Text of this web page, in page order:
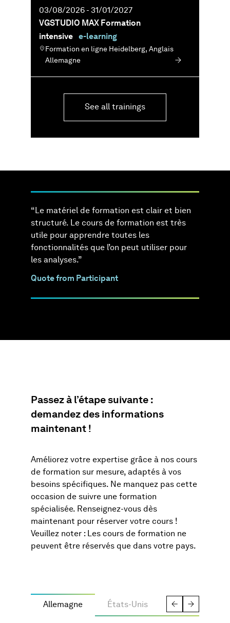
03/08/2026 - 31/01/2027
VGSTUDIO MAX Formation
intensive
e-learning
Formation en ligne Heidelberg,
Allemagne
Anglais
See all trainings
“ Le matériel de formation est clair et bien
structuré. Le cours de formation est très
utile pour apprendre toutes les
fonctionnalités que l’on peut utiliser pour
les analyses.”
Quote from Participant
Passez à l’étape suivante :
demandez des informations
maintenant !
Améliorez votre expertise grâce à nos cours
de formation sur mesure, adaptés à vos
besoins spécifiques. Ne manquez pas cette
occasion de suivre une formation
spécialisée. Renseignez-vous dès
maintenant pour réserver votre cours !
Veuillez noter : Les cours de formation ne
peuvent être réservés que dans votre pays.
Allemagne États-Unis Singapour